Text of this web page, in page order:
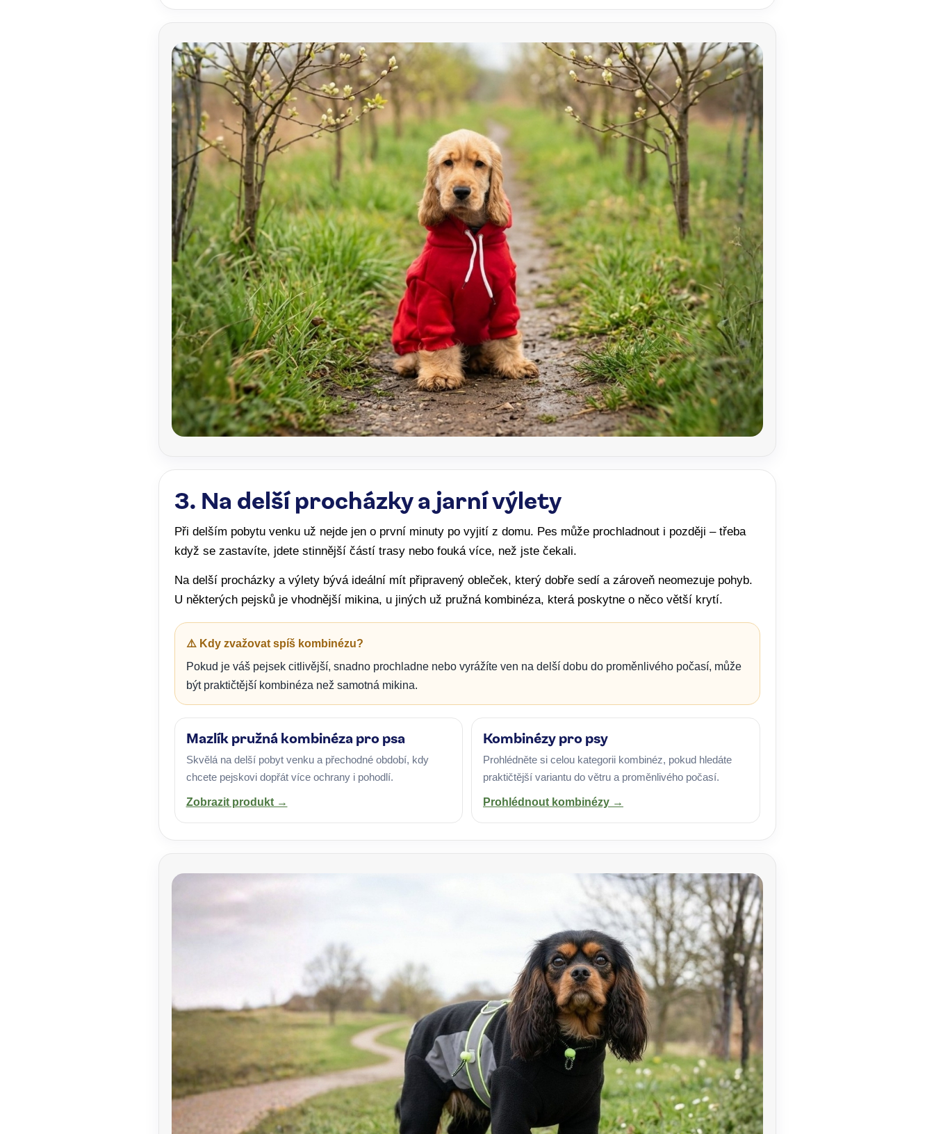
3. Na delší procházky a jarní výlety
Při delším pobytu venku už nejde jen o první minuty po vyjití z domu. Pes může prochladnout i později – třeba
když se zastavíte, jdete stinnější částí trasy nebo fouká více, než jste čekali.
Na delší procházky a výlety bývá ideální mít připravený obleček, který dobře sedí a zároveň neomezuje pohyb.
U některých pejsků je vhodnější mikina, u jiných už pružná kombinéza, která poskytne o něco větší krytí.
⚠️ Kdy zvažovat spíš kombinézu?
Pokud je váš pejsek citlivější, snadno prochladne nebo vyrážíte ven na delší dobu do proměnlivého počasí, může
být praktičtější kombinéza než samotná mikina.
Mazlík pružná kombinéza pro psa
Skvělá na delší pobyt venku a přechodné období, kdy
chcete pejskovi dopřát více ochrany i pohodlí.
Zobrazit produkt →
Kombinézy pro psy
Prohlédněte si celou kategorii kombinéz, pokud hledáte
praktičtější variantu do větru a proměnlivého počasí.
Prohlédnout kombinézy →